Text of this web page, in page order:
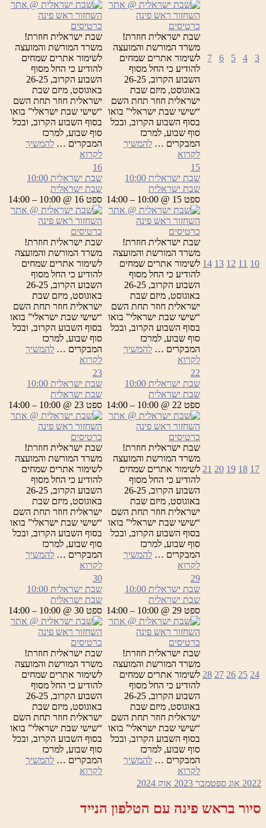
3
4
5
6
7
כרטיסים
שבת ישראלית חוזרת!
משרד המורשת והמועצה
לשימור אתרים שמחים
להודיע כי החל מסוף
השבוע הקרוב, 26-25
באוגוסט, מיזם שבת
ישראלית חוזר תחת השם
“שישי שבת ישראלי” בואו
בסוף השבוע הקרוב, ובכל
סוף שבוע, למרכז
המבקרים … להמשיך
לקרוא
כרטיסים
שבת ישראלית חוזרת!
משרד המורשת והמועצה
לשימור אתרים שמחים
להודיע כי החל מסוף
השבוע הקרוב, 26-25
באוגוסט, מיזם שבת
ישראלית חוזר תחת השם
“שישי שבת ישראלי” בואו
בסוף השבוע הקרוב, ובכל
סוף שבוע, למרכז
המבקרים … להמשיך
לקרוא
10
11
12
13
14
15
שבת ישראלית 10:00
שבת ישראלית
ספט 15 @ 10:00 – 14:00
כרטיסים
שבת ישראלית חוזרת!
משרד המורשת והמועצה
לשימור אתרים שמחים
להודיע כי החל מסוף
השבוע הקרוב, 26-25
באוגוסט, מיזם שבת
ישראלית חוזר תחת השם
“שישי שבת ישראלי” בואו
בסוף השבוע הקרוב, ובכל
סוף שבוע, למרכז
המבקרים … להמשיך
לקרוא
16
שבת ישראלית 10:00
שבת ישראלית
ספט 16 @ 10:00 – 14:00
כרטיסים
שבת ישראלית חוזרת!
משרד המורשת והמועצה
לשימור אתרים שמחים
להודיע כי החל מסוף
השבוע הקרוב, 26-25
באוגוסט, מיזם שבת
ישראלית חוזר תחת השם
“שישי שבת ישראלי” בואו
בסוף השבוע הקרוב, ובכל
סוף שבוע, למרכז
המבקרים … להמשיך
לקרוא
17
18
19
20
21
22
שבת ישראלית 10:00
שבת ישראלית
ספט 22 @ 10:00 – 14:00
כרטיסים
שבת ישראלית חוזרת!
משרד המורשת והמועצה
לשימור אתרים שמחים
להודיע כי החל מסוף
השבוע הקרוב, 26-25
באוגוסט, מיזם שבת
ישראלית חוזר תחת השם
“שישי שבת ישראלי” בואו
בסוף השבוע הקרוב, ובכל
סוף שבוע, למרכז
המבקרים … להמשיך
לקרוא
23
שבת ישראלית 10:00
שבת ישראלית
ספט 23 @ 10:00 – 14:00
כרטיסים
שבת ישראלית חוזרת!
משרד המורשת והמועצה
לשימור אתרים שמחים
להודיע כי החל מסוף
השבוע הקרוב, 26-25
באוגוסט, מיזם שבת
ישראלית חוזר תחת השם
“שישי שבת ישראלי” בואו
בסוף השבוע הקרוב, ובכל
סוף שבוע, למרכז
המבקרים … להמשיך
לקרוא
24
25
26
27
28
29
שבת ישראלית 10:00
שבת ישראלית
ספט 29 @ 10:00 – 14:00
כרטיסים
שבת ישראלית חוזרת!
משרד המורשת והמועצה
לשימור אתרים שמחים
להודיע כי החל מסוף
השבוע הקרוב, 26-25
באוגוסט, מיזם שבת
ישראלית חוזר תחת השם
“שישי שבת ישראלי” בואו
בסוף השבוע הקרוב, ובכל
סוף שבוע, למרכז
המבקרים … להמשיך
לקרוא
ישראלית
30
שבת ישראלית 10:00
שבת ישראלית
ספט 30 @ 10:00 – 14:00
כרטיסים
שבת ישראלית חוזרת!
משרד המורשת והמועצה
לשימור אתרים שמחים
להודיע כי החל מסוף
השבוע הקרוב, 26-25
באוגוסט, מיזם שבת
ישראלית חוזר תחת השם
“שישי שבת ישראלי” בואו
בסוף השבוע הקרוב, ובכל
סוף שבוע, למרכז
המבקרים … להמשיך
לקרוא
2022 אוג ספטמבר 2023 אוק 2024
סיור בראש פינה עם הטלפון הנייד